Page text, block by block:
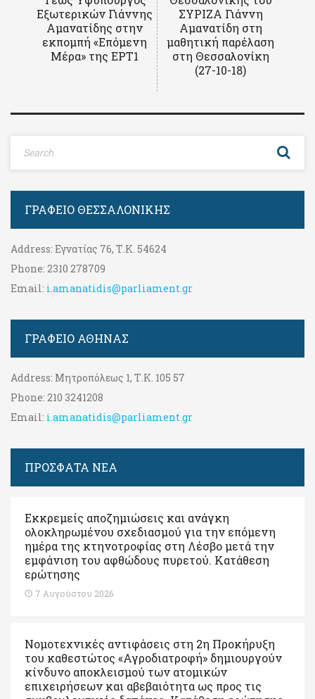
Εξωτερικών Γιάννης
Αμανατίδης στην
εκπομπή «Επόμενη
Μέρα» της ΕΡΤ1
ΣΥΡΙΖΑ Γιάννη
Αμανατίδη στη
μαθητική παρέλαση
στη Θεσσαλονίκη
(27-10-18)
ΓΡΑΦΕΊΟ ΘΕΣΣΑΛΟΝΊΚΗΣ
Address: Εγνατίας 76, Τ.Κ. 54624
Phone: 2310 278709
Email: i.amanatidis@parliament.gr
ΓΡΑΦΕΊΟ ΑΘΉΝΑΣ
Address: Μητροπόλεως 1, Τ.Κ. 105 57
Phone: 210 3241208
Email: i.amanatidis@parliament.gr
ΠΡΟΣΦΑΤΑ ΝΕΑ
Εκκρεμείς αποζημιώσεις και ανάγκη
ολοκληρωμένου σχεδιασμού για την επόμενη
ημέρα της κτηνοτροφίας στη Λέσβο μετά την
εμφάνιση του αφθώδους πυρετού. Kατάθεση
ερώτησης
7 Αυγούστου 2026
Νομοτεχνικές αντιφάσεις στη 2η Προκήρυξη
του καθεστώτος «Αγροδιατροφή» δημιουργούν
κίνδυνο αποκλεισμού των ατομικών
επιχειρήσεων και αβεβαιότητα ως προς τις